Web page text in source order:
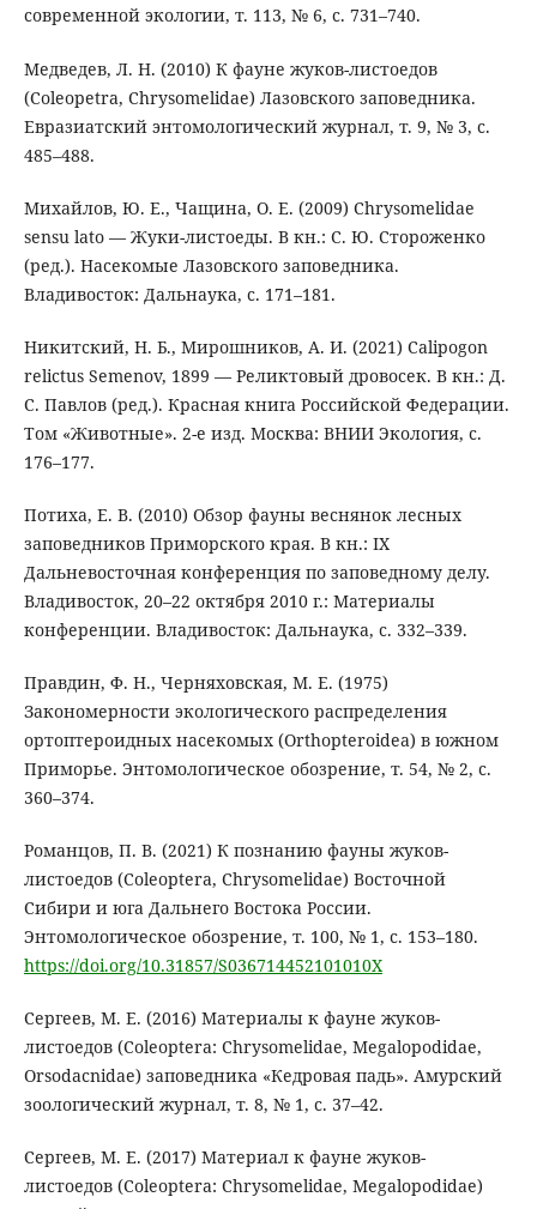
современной экологии, т. 113, № 6, с. 731–740.
Медведев, Л. Н. (2010) К фауне жуков-листоедов
(Coleopetra, Chrysomelidae) Лазовского заповедника.
Евразиатский энтомологический журнал, т. 9, № 3, с.
485–488.
Михайлов, Ю. Е., Чащина, О. Е. (2009) Chrysomelidae
sensu lato — Жуки-листоеды. В кн.: С. Ю. Стороженко
(ред.). Насекомые Лазовского заповедника.
Владивосток: Дальнаука, с. 171–181.
Никитский, Н. Б., Мирошников, А. И. (2021) Calipogon
relictus Semenov, 1899 — Реликтовый дровосек. В кн.: Д.
С. Павлов (ред.). Красная книга Российской Федерации.
Том «Животные». 2-е изд. Москва: ВНИИ Экология, с.
176–177.
Потиха, Е. В. (2010) Обзор фауны веснянок лесных
заповедников Приморского края. В кн.: IX
Дальневосточная конференция по заповедному делу.
Владивосток, 20–22 октября 2010 г.: Материалы
конференции. Владивосток: Дальнаука, с. 332–339.
Правдин, Ф. Н., Черняховская, М. Е. (1975)
Закономерности экологического распределения
ортоптероидных насекомых (Orthopteroidea) в южном
Приморье. Энтомологическое обозрение, т. 54, № 2, с.
360–374.
Романцов, П. В. (2021) К познанию фауны жуков-
листоедов (Coleoptera, Chrysomelidae) Восточной
Сибири и юга Дальнего Востока России.
Энтомологическое обозрение, т. 100, № 1, с. 153–180.
https://doi.org/10.31857/S036714452101010X
Сергеев, М. Е. (2016) Материалы к фауне жуков-
листоедов (Coleoptera: Chrysomelidae, Megalopodidae,
Orsodacnidae) заповедника «Кедровая падь». Амурский
зоологический журнал, т. 8, № 1, с. 37–42.
Сергеев, М. Е. (2017) Материал к фауне жуков-
листоедов (Coleoptera: Chrysomelidae, Megalopodidae)